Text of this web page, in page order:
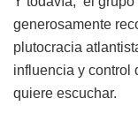
generosamente
plutocracia
influencia y control
quiere escuchar.